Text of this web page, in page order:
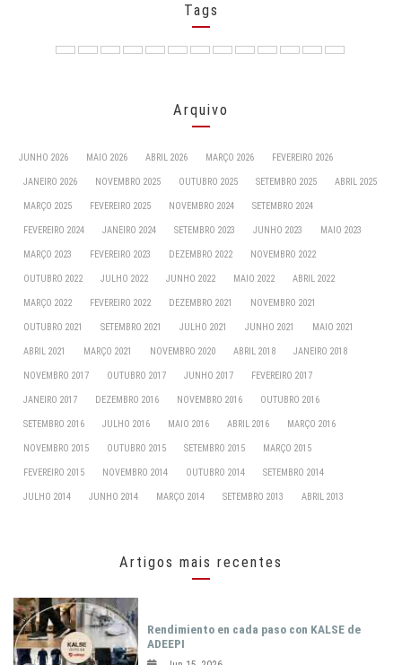
Tags
Arquivo
JUNHO 2026 MAIO 2026 ABRIL 2026 MARÇO 2026 FEVEREIRO 2026
JANEIRO 2026 NOVEMBRO 2025 OUTUBRO 2025 SETEMBRO 2025 ABRIL 2025
MARÇO 2025 FEVEREIRO 2025 NOVEMBRO 2024 SETEMBRO 2024
FEVEREIRO 2024 JANEIRO 2024 SETEMBRO 2023 JUNHO 2023 MAIO 2023
MARÇO 2023 FEVEREIRO 2023 DEZEMBRO 2022 NOVEMBRO 2022
OUTUBRO 2022 JULHO 2022 JUNHO 2022 MAIO 2022 ABRIL 2022
MARÇO 2022 FEVEREIRO 2022 DEZEMBRO 2021 NOVEMBRO 2021
OUTUBRO 2021 SETEMBRO 2021 JULHO 2021 JUNHO 2021 MAIO 2021
ABRIL 2021 MARÇO 2021 NOVEMBRO 2020 ABRIL 2018 JANEIRO 2018
NOVEMBRO 2017 OUTUBRO 2017 JUNHO 2017 FEVEREIRO 2017
JANEIRO 2017 DEZEMBRO 2016 NOVEMBRO 2016 OUTUBRO 2016
SETEMBRO 2016 JULHO 2016 MAIO 2016 ABRIL 2016 MARÇO 2016
NOVEMBRO 2015 OUTUBRO 2015 SETEMBRO 2015 MARÇO 2015
FEVEREIRO 2015 NOVEMBRO 2014 OUTUBRO 2014 SETEMBRO 2014
JULHO 2014 JUNHO 2014 MARÇO 2014 SETEMBRO 2013 ABRIL 2013
Artigos mais recentes
Rendimiento en cada paso con KALSE de
ADEEPI